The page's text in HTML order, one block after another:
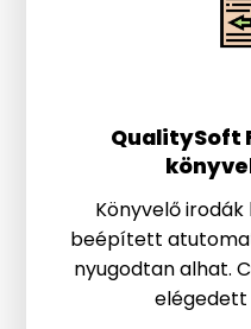
QualitySoft
Könyvelő
beépített
nyugodtan alhat.
elégedett